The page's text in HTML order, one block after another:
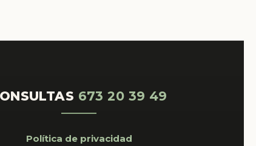
673 20 39 49
Política de privacidad